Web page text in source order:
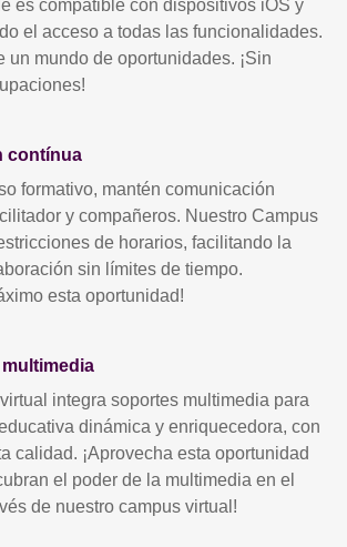
es compatible con dispositivos iOS y
el acceso a todas las funcionalidades.
un mundo de oportunidades. ¡Sin
contínua
formativo, mantén comunicación
y compañeros. Nuestro Campus
de horarios, facilitando la
sin límites de tiempo.
esta oportunidad!
integra soportes multimedia para
dinámica y enriquecedora, con
calidad. ¡Aprovecha esta oportunidad
el poder de la multimedia en el
de nuestro campus virtual!